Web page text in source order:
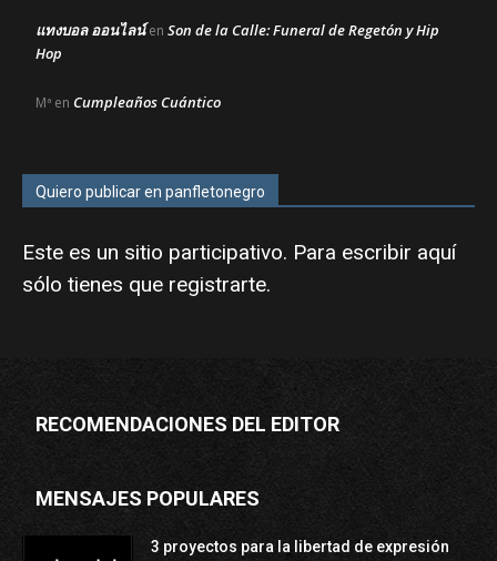
แทงบอล ออนไลน์en Son de la Calle: Funeral de Regetón y Hip
Hop
Mª en Cumpleaños Cuántico
Quiero publicar en panfletonegro
Este es un sitio participativo. Para escribir aquí
sólo tienes que registrarte.
RECOMENDACIONES DEL EDITOR
MENSAJES POPULARES
3 proyectos para la libertad de expresión